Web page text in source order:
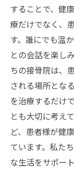
することで、健
療だけでなく、
す。誰にでも温
との会話を楽し
ちの接骨院は、
される場所とな
を治療するだけ
とも大切に考え
ど、患者様が健
ています。私た
な生活をサポー